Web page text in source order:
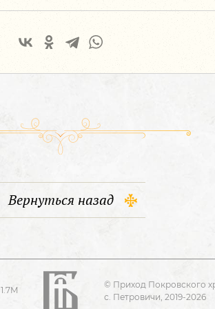
Вернуться назад
1.7M
© Приход Покровского
с. Петровичи, 2019-2026